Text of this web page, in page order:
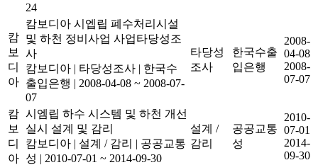
24
캄
보
디
아
캄보디아 시엡립 폐수처리시설
및 하천 정비사업 사업타당성조
사
캄보디아 | 타당성조사 | 한국수
출입은행 | 2008-04-08 ~ 2008-07-
07
타당성
조사
한국수출
입은행
2008-
04-08
2008-
07-07
캄
보
디
아
시엠립 하수 시스템 및 하천 개선
실시 설계 및 감리
캄보디아 | 설계 / 감리 | 공공교통
성 | 2010-07-01 ~ 2014-09-30
설계 /
감리
공공교통
성
2010-
07-01
2014-
09-30